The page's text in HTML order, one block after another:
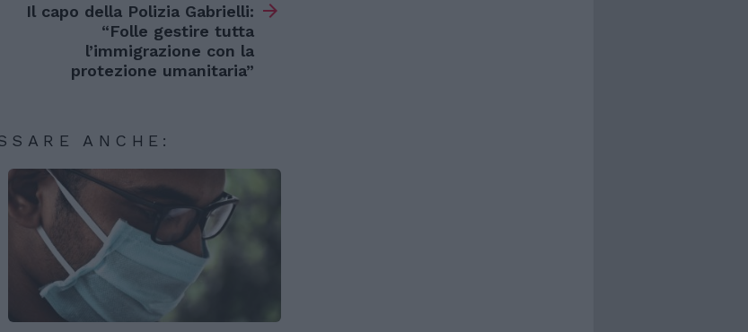
Il capo della Polizia Gabrielli:
“Folle gestire tutta
l’immigrazione con la
protezione umanitaria”
ANCHE: